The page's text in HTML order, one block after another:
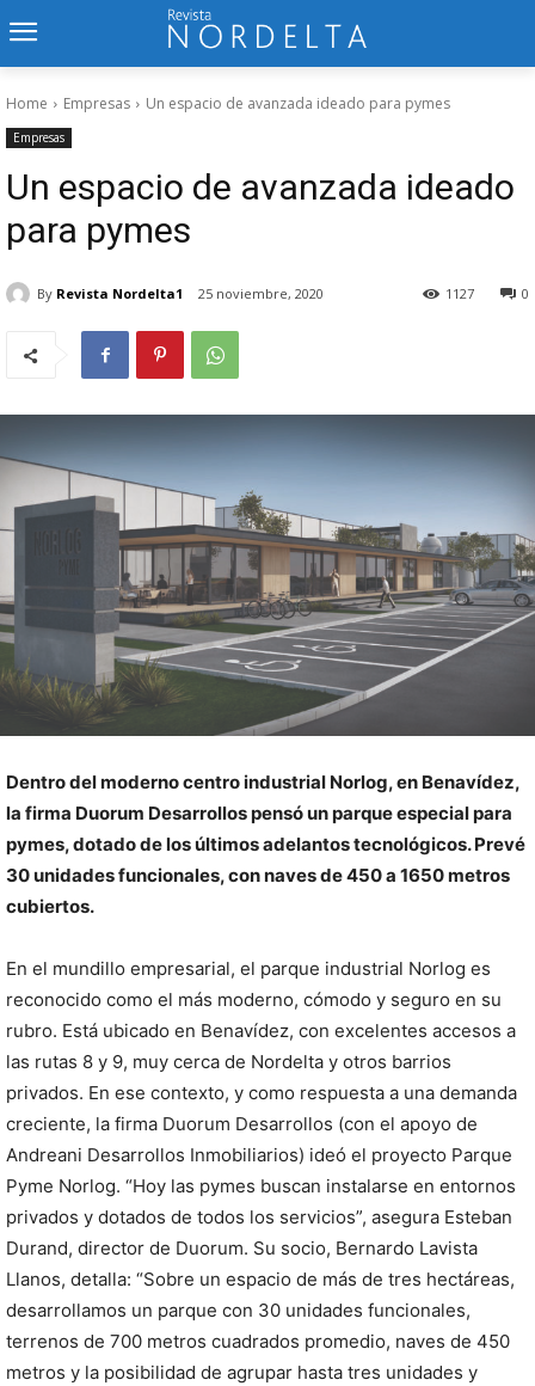
Home Empresas Un espacio de avanzada ideado para pymes
Empresas
Un espacio de avanzada ideado
para pymes
By Revista Nordelta1 25 noviembre, 2020 0
1127
Dentro del moderno centro industrial Norlog, en Benavídez,
la firma Duorum Desarrollos pensó un parque especial para
pymes, dotado de los últimos adelantos tecnológicos. Prevé
30 unidades funcionales, con naves de 450 a 1650 metros
cubiertos.
En el mundillo empresarial, el parque industrial Norlog es
reconocido como el más moderno, cómodo y seguro en su
rubro. Está ubicado en Benavídez, con excelentes accesos a
las rutas 8 y 9, muy cerca de Nordelta y otros barrios
privados. En ese contexto, y como respuesta a una demanda
creciente, la firma Duorum Desarrollos (con el apoyo de
Andreani Desarrollos Inmobiliarios) ideó el proyecto Parque
Pyme Norlog. “Hoy las pymes buscan instalarse en entornos
privados y dotados de todos los servicios”, asegura Esteban
Durand, director de Duorum. Su socio, Bernardo Lavista
Llanos, detalla: “Sobre un espacio de más de tres hectáreas,
desarrollamos un parque con 30 unidades funcionales,
terrenos de 700 metros cuadrados promedio, naves de 450
metros y la posibilidad de agrupar hasta tres unidades y